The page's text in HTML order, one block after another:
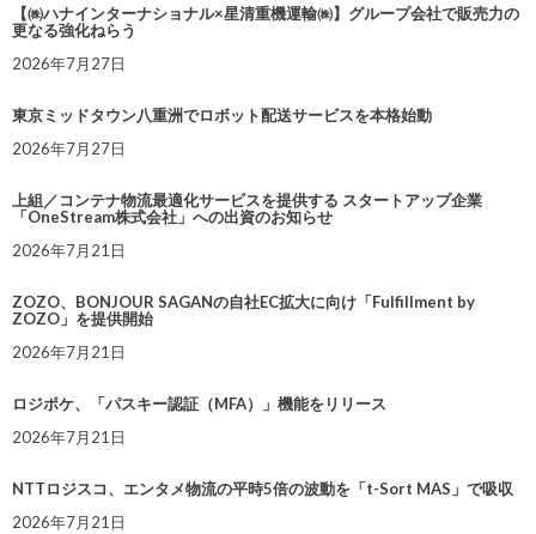
【㈱ハナインターナショナル×星清重機運輸㈱】グループ会社で販売力の
更なる強化ねらう
2026年7月27日
東京ミッドタウン八重洲でロボット配送サービスを本格始動
2026年7月27日
上組／コンテナ物流最適化サービスを提供する スタートアップ企業
「OneStream株式会社」への出資のお知らせ
2026年7月21日
ZOZO、BONJOUR SAGANの自社EC拡大に向け「Fulfillment by
ZOZO」を提供開始
2026年7月21日
ロジポケ、「パスキー認証（MFA）」機能をリリース
2026年7月21日
NTTロジスコ、エンタメ物流の平時5倍の波動を「t-Sort MAS」で吸収
2026年7月21日